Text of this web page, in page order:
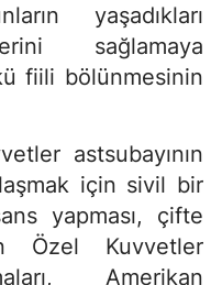
yaşadıkları
sağlamaya
fiili bölünmesinin
astsubayının
için sivil bir
yapması, çifte
Özel Kuvvetler
Amerikan